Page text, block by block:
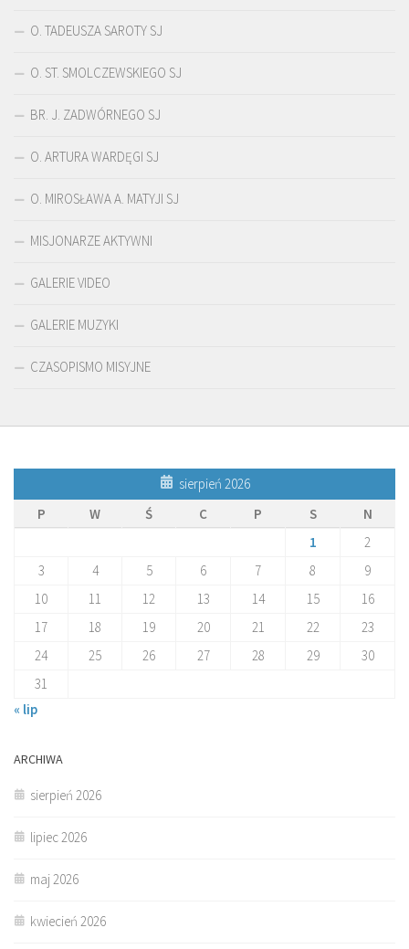
O. TADEUSZA SAROTY SJ
O. ST. SMOLCZEWSKIEGO SJ
BR. J. ZADWÓRNEGO SJ
O. ARTURA WARDĘGI SJ
O. MIROSŁAWA A. MATYJI SJ
MISJONARZE AKTYWNI
GALERIE VIDEO
GALERIE MUZYKI
CZASOPISMO MISYJNE
sierpień 2026
P
W Ś C P S
N
1
2
3
4 5 6 7 8
9
10
11 12 13 14 15
16
17
18 19 20 21 22
23
24
25 26 27 28 29
30
31
« lip
ARCHIWA
sierpień 2026
lipiec 2026
maj 2026
kwiecień 2026